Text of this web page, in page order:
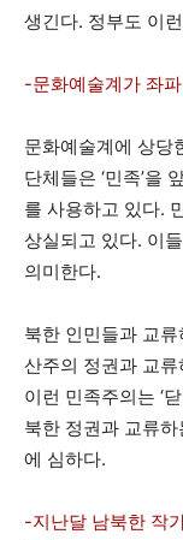
생긴다. 정부도 이
-문화예술계가 좌
문화예술계에 상당
단체들은 ‘민족’을
를 사용하고 있다.
상실되고 있다. 이
의미한다.
북한 인민들과 교
산주의 정권과 교
이런 민족주의는 ‘
북한 정권과 교류
에 심하다.
-지난달 남북한 작